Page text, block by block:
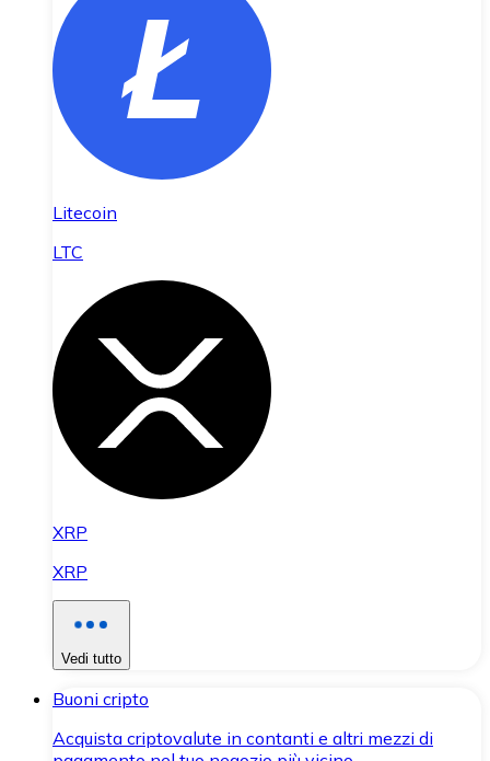
Litecoin
LTC
XRP
XRP
Vedi tutto
Buoni cripto
Acquista criptovalute in contanti e altri mezzi di